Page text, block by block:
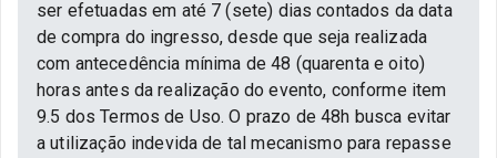
ser efetuadas em até 7 (sete) dias contados da data
de compra do ingresso, desde que seja realizada
com antecedência mínima de 48 (quarenta e oito)
horas antes da realização do evento, conforme item
9.5 dos Termos de Uso. O prazo de 48h busca evitar
a utilização indevida de tal mecanismo para repasse